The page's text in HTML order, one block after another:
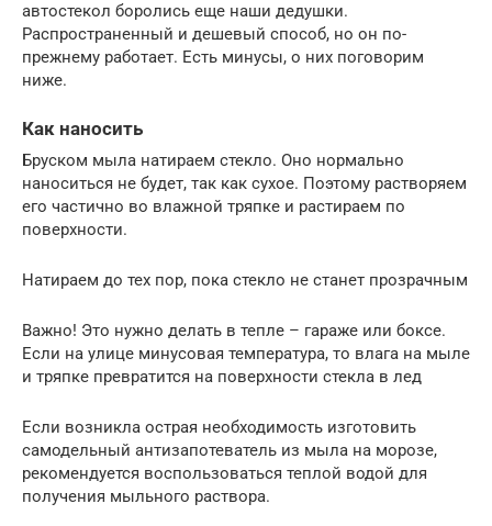
автостекол боролись еще наши дедушки.
Распространенный и дешевый способ, но он по-
прежнему работает. Есть минусы, о них поговорим
ниже.
Как наносить
Бруском мыла натираем стекло. Оно нормально
наноситься не будет, так как сухое. Поэтому растворяем
его частично во влажной тряпке и растираем по
поверхности.
Натираем до тех пор, пока стекло не станет прозрачным
Важно! Это нужно делать в тепле – гараже или боксе.
Если на улице минусовая температура, то влага на мыле
и тряпке превратится на поверхности стекла в лед
Если возникла острая необходимость изготовить
самодельный антизапотеватель из мыла на морозе,
рекомендуется воспользоваться теплой водой для
получения мыльного раствора.